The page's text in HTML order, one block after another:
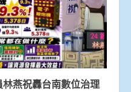
燕祝轟台南數位治理